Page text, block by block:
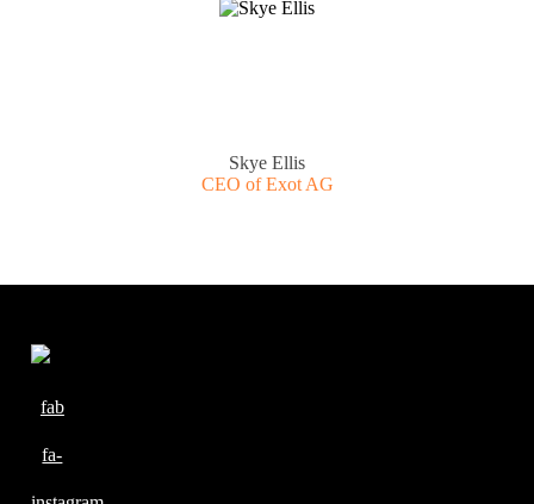
Skye Ellis
CEO of Exot AG
fab
fa-